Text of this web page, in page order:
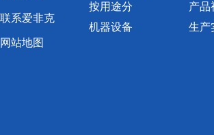
联系爱非克
网站地图
按用途分
机器设备
产品
生产